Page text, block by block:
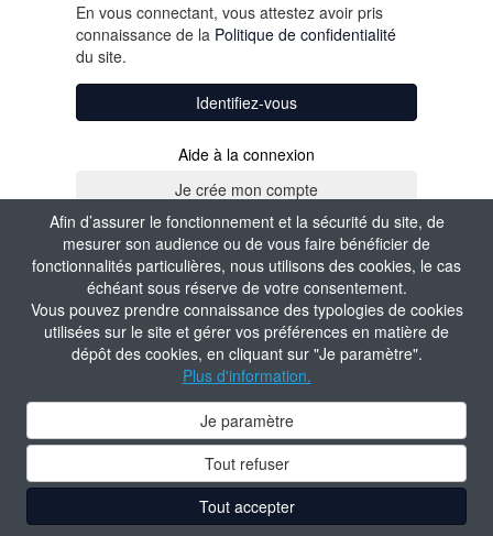
Afin d’assurer le fonctionnement et la sécurité du site, de
mesurer son audience ou de vous faire bénéficier de
fonctionnalités particulières, nous utilisons des cookies, le cas
échéant sous réserve de votre consentement.
Vous pouvez prendre connaissance des typologies de cookies
utilisées sur le site et gérer vos préférences en matière de
dépôt des cookies, en cliquant sur "Je paramètre".
Plus d'information.
Je paramètre
Tout refuser
Tout accepter
En vous connectant, vous attestez avoir pris
connaissance de la Politique de confidentialité
du site.
Identifiez-vous
Aide à la connexion